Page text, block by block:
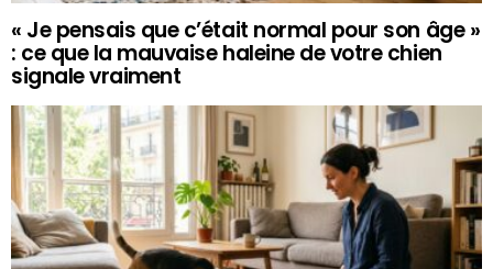
« Je pensais que c’était normal pour son âge »
: ce que la mauvaise haleine de votre chien
signale vraiment